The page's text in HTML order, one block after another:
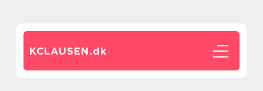
KCLAUSEN.dk